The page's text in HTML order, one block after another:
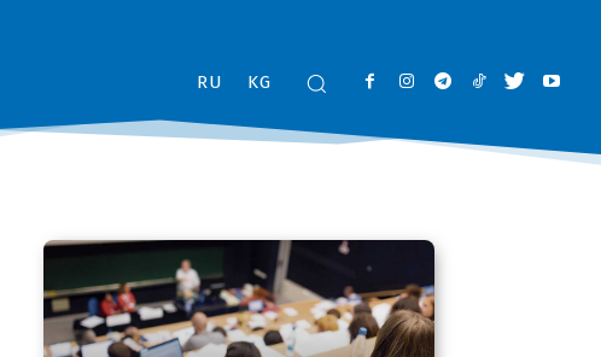
RU KG